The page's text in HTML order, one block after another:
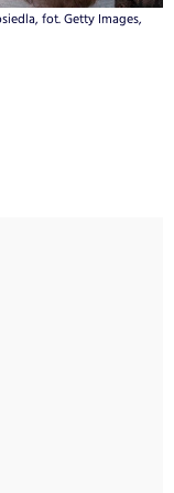
fot. Getty Images,